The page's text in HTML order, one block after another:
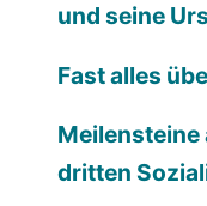
und seine
Fast alles
Meilensteine
dritten